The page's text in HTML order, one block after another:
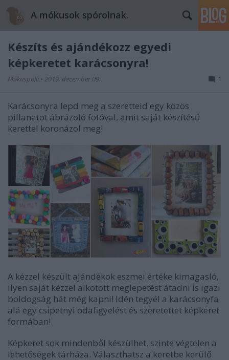
A mókusok spórolnak.
Készíts és ajándékozz egyedi
képkeretet karácsonyra!
Mókuspolli • 2019. december 09. 1
Karácsonyra lepd meg a szeretteid egy közös
pillanatot ábrázoló fotóval, amit saját készítésű
kerettel koronázol meg!
A kézzel készült ajándékok eszmei értéke kimagasló,
ilyen saját kézzel alkotott meglepetést átadni is igazi
boldogság hát még kapni! Idén tegyél a karácsonyfa
alá egy csipetnyi odafigyelést és szeretettet képkeret
formában!
Képkeret sok mindenből készülhet, szinte végtelen a
lehetőségek tárháza. Választhatsz a keretbe kerülő